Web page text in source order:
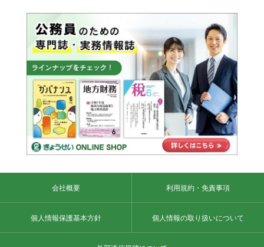
会社概要 利用規約・免責事項
個人情報保護基本方針 個人情報の取り扱いについて